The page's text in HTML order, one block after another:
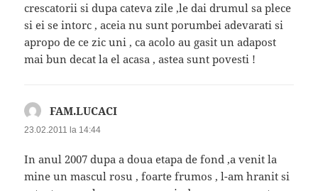
crescatorii si dupa cateva zile ,le dai drumul sa plece
si ei se intorc , aceia nu sunt porumbei adevarati si
apropo de ce zic uni , ca acolo au gasit un adapost
mai bun decat la el acasa , astea sunt povesti !
FAM.LUCACI
23.02.2011 la 14:44
In anul 2007 dupa a doua etapa de fond ,a venit la
mine un mascul rosu , foarte frumos , l-am hranit si